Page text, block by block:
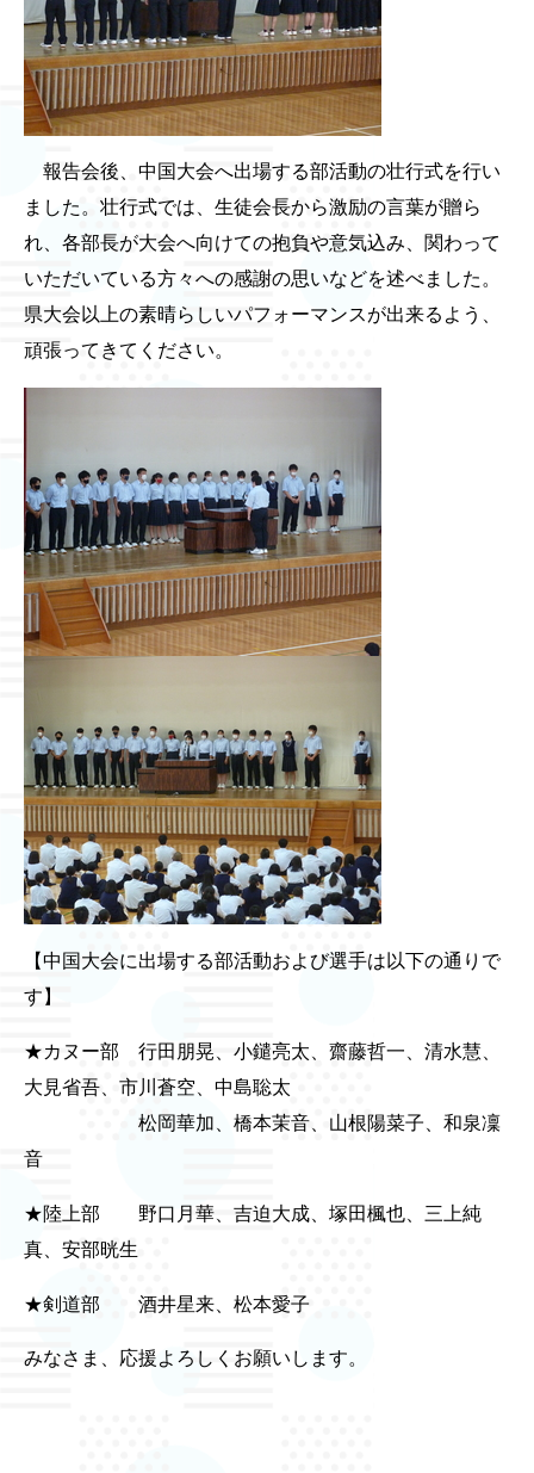
報告会後、中国大会へ出場する部活動の壮行式を行い
ました。壮行式では、生徒会長から激励の言葉が贈ら
れ、各部長が大会へ向けての抱負や意気込み、関わって
いただいている方々への感謝の思いなどを述べました。
県大会以上の素晴らしいパフォーマンスが出来るよう、
頑張ってきてください。
【中国大会に出場する部活動および選手は以下の通りで
す】
★カヌー部 行田朋晃、小鑓亮太、齋藤哲一、清水慧、
大見省吾、市川蒼空、中島聡太
松岡華加、橋本茉音、山根陽菜子、和泉凜
音
★陸上部 野口月華、吉迫大成、塚田楓也、三上純
真、安部晄生
★剣道部 酒井星来、松本愛子
みなさま、応援よろしくお願いします。